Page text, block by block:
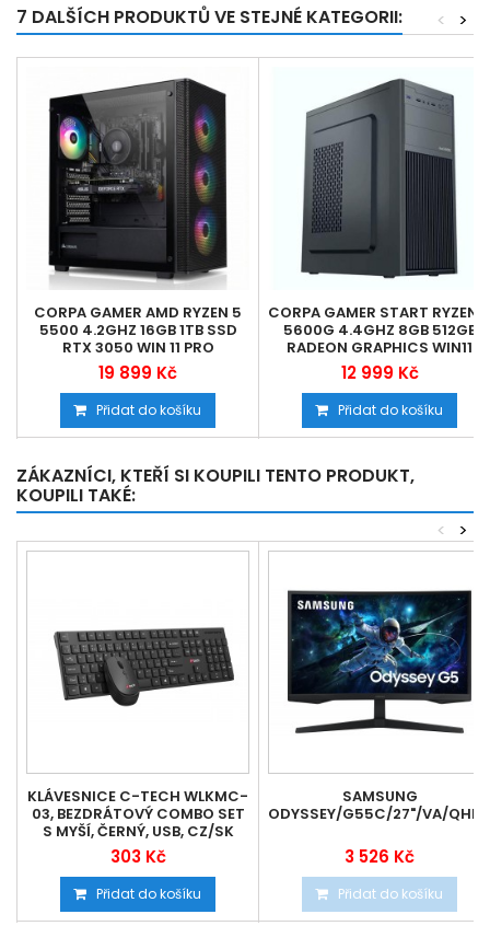
7 DALŠÍCH PRODUKTŮ VE STEJNÉ KATEGORII: >
<
CORPA GAMER AMD RYZEN 5
5500 4.2GHZ 16GB 1TB SSD
RTX 3050 WIN 11 PRO
19 899 Kč
Přidat do košíku
CORPA GAMER START RYZEN 5
5600G 4.4GHZ 8GB 512GB
RADEON GRAPHICS WIN11
12 999 Kč
Přidat do košíku
ZÁKAZNÍCI, KTEŘÍ SI KOUPILI TENTO PRODUKT,
KOUPILI TAKÉ:
>
<
KLÁVESNICE C-TECH WLKMC-
03, BEZDRÁTOVÝ COMBO SET
S MYŠÍ, ČERNÝ, USB, CZ/SK
303 Kč
Přidat do košíku
SAMSUNG
ODYSSEY/G55C/27"/VA/
3 526 Kč
Přidat do košíku